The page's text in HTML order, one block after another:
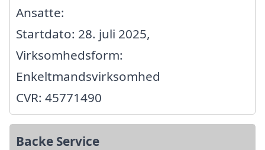
Ansatte:
Startdato: 28. juli 2025,
Virksomhedsform:
Enkeltmandsvirksomhed
CVR: 45771490
Backe Service